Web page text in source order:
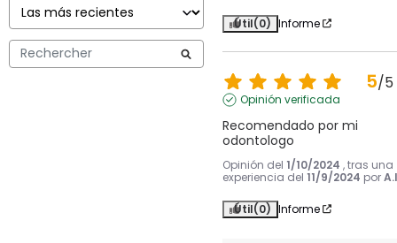
Útil(0) Informe
5/5
Opinión verificada
Recomendado por mi
odontologo
Opinión del 1/10/2024 , tras una
experiencia del 11/9/2024 por
Útil(0) Informe